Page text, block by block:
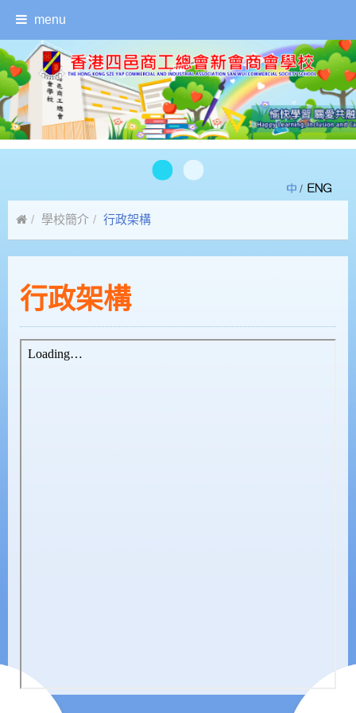
menu
/
學校簡介 行政架構
行政架構